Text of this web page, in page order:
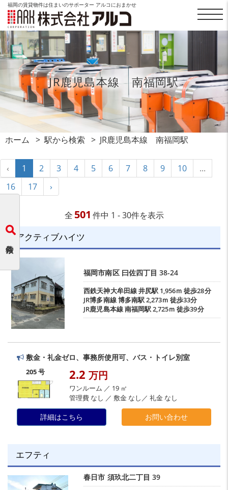
福岡の賃貸物件は住まいのサポーター アルコにおまかせ
JR鹿児島本線 南福岡駅
ホーム 駅から検索 JR鹿児島本線 南福岡駅
‹ 1 2 3 4 5 6 7 8 9 10
...
16
17 ›
全 501 件中 1 - 30件を表示
アクティブハイツ
福岡市南区 曰佐四丁目 38-24
西鉄天神大牟田線井尻駅1,956ｍ 徒歩28分
JR博多南線博多南駅2,273ｍ 徒歩33分
JR鹿児島本線南福岡駅2,725ｍ 徒歩39分
敷金・礼金ゼロ、事務所使用可、バス・トイレ別室
205 号 2.2 万円
ワンルーム ／ 19 ㎡
管理費 なし ／ 敷金 なし／ 礼金 なし
詳細はこちら お問い合わせ
エフティ
春日市 須玖北二丁目 39